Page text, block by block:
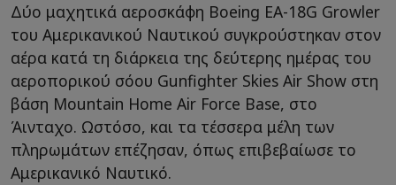
Δύο μαχητικά αεροσκάφη Boeing EA-18G Growler
του Αμερικανικού Ναυτικού συγκρούστηκαν στον
αέρα κατά τη διάρκεια της δεύτερης ημέρας του
αεροπορικού σόου Gunfighter Skies Air Show στη
βάση Mountain Home Air Force Base, στο
Άινταχο. Ωστόσο, και τα τέσσερα μέλη των
πληρωμάτων επέζησαν, όπως επιβεβαίωσε το
Αμερικανικό Ναυτικό.